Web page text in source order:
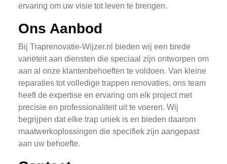
ervaring om uw visie tot leven te brengen.
Ons Aanbod
Bij Traprenovatie-Wijzer.nl bieden wij een brede
variëteit aan diensten die speciaal zijn ontworpen om
aan al onze klantenbehoeften te voldoen. Van kleine
reparaties tot volledige trappen renovaties, ons team
heeft de expertise en ervaring om elk project met
precisie en professionaliteit uit te voeren. Wij
begrijpen dat elke trap uniek is en bieden daarom
maatwerkoplossingen die specifiek zijn aangepast
aan uw behoefte.